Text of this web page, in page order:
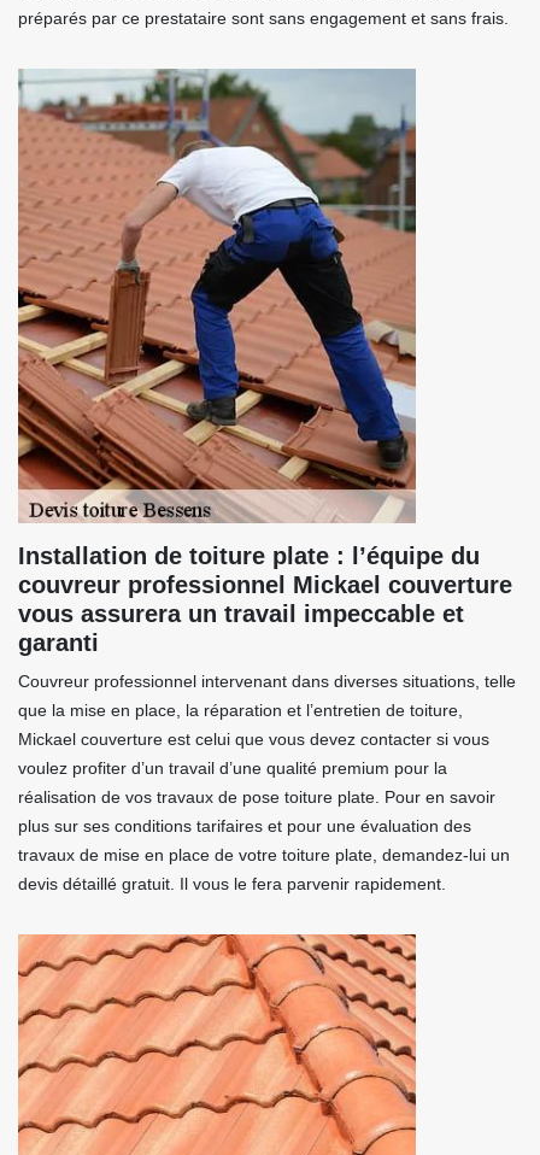
préparés par ce prestataire sont sans engagement et sans frais.
Installation de toiture plate : l’équipe du
couvreur professionnel Mickael couverture
vous assurera un travail impeccable et
garanti
Couvreur professionnel intervenant dans diverses situations, telle
que la mise en place, la réparation et l’entretien de toiture,
Mickael couverture est celui que vous devez contacter si vous
voulez profiter d’un travail d’une qualité premium pour la
réalisation de vos travaux de pose toiture plate. Pour en savoir
plus sur ses conditions tarifaires et pour une évaluation des
travaux de mise en place de votre toiture plate, demandez-lui un
devis détaillé gratuit. Il vous le fera parvenir rapidement.